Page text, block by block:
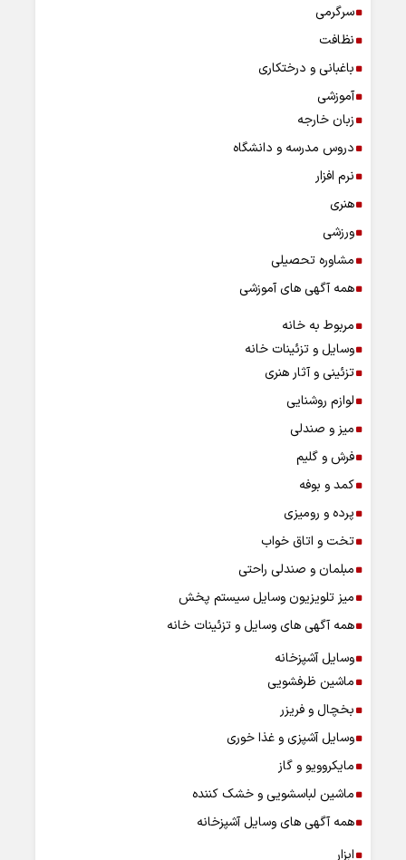
سرگرمی
نظافت
باغبانی و درختکاری
آموزشی
زبان خارجه
دروس مدرسه و دانشگاه
نرم افزار
هنری
ورزشی
مشاوره تحصیلی
همه آگهی های آموزشی
مربوط به خانه
وسایل و تزئینات خانه
تزئینی و آثار هنری
لوازم روشنایی
میز و صندلی
فرش و گلیم
کمد و بوفه
پرده و رومیزی
تخت و اتاق خواب
مبلمان و صندلی راحتی
میز تلویزیون وسایل سیستم پخش
همه آگهی های وسایل و تزئینات خانه
وسایل آشپزخانه
ماشین ظرفشویی
بخچال و فریزر
وسایل آشپزی و غذا خوری
مایکروویو و گاز
ماشین لباسشویی و خشک کننده
همه آگهی های وسایل آشپزخانه
ابزار